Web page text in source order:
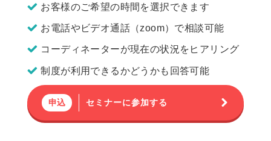
お客様のご希望の時間を選択できます
お電話やビデオ通話（zoom）で相談可能
コーディネーターが現在の状況をヒアリング
制度が利用できるかどうかも回答可能
申込 セミナーに参加する